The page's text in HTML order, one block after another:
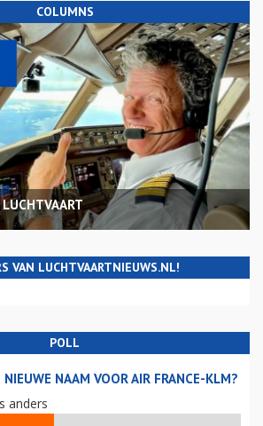
COLUMNS
VAN LUCHTVAARTNIEUWS.NL!
POLL
NIEUWE NAAM VOOR AIR FRANCE-KLM?
anders